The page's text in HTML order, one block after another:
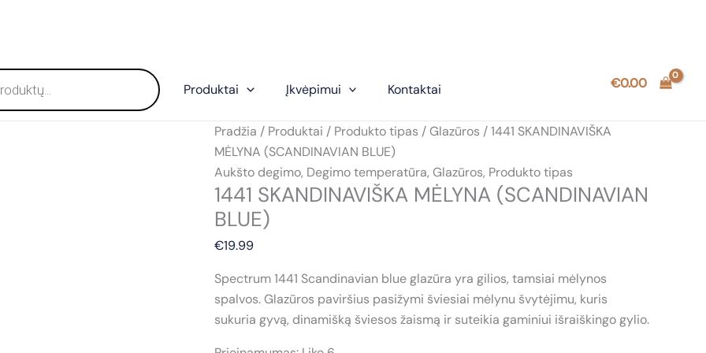
Produktai Įkvėpimui Kontaktai €0.00
Pradžia / Produktai / Produkto tipas /Glazūros / 1441 SKANDINAVIŠKA
MĖLYNA (SCANDINAVIAN BLUE)
Aukšto degimo, Degimo temperatūra, Glazūros, Produkto tipas
1441 SKANDINAVIŠKA MĖLYNA (SCANDINAVIAN
BLUE)
€19.99
Spectrum 1441 Scandinavian blue glazūra yra gilios, tamsiai mėlynos
spalvos. Glazūros paviršius pasižymi šviesiai mėlynu švytėjimu, kuris
sukuria gyvą, dinamišką šviesos žaismą ir suteikia gaminiui išraiškingo gylio.